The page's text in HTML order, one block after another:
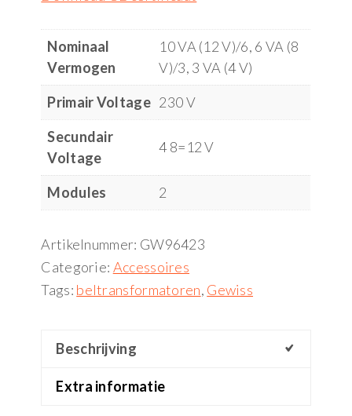
Nominaal
Vermogen
10 VA (12 V)/6, 6 VA (8
V)/3, 3 VA (4 V)
Primair Voltage 230 V
Secundair
Voltage
4 8=12 V
Modules 2
Artikelnummer: GW96423
Categorie: Accessoires
Tags: beltransformatoren, Gewiss
Beschrijving
Extra informatie